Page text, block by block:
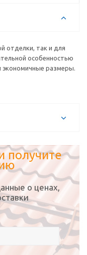
отделки, так и для
особенностью
экономичные размеры.
получите
о ценах,